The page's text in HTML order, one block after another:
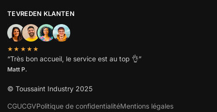
TEVREDEN KLANTEN
★★★★★
“Très bon accueil, le service est au top 👌”
Matt P.
© Toussaint Industry 2025
CGUCGVPolitique de confidentialitéMentions légales